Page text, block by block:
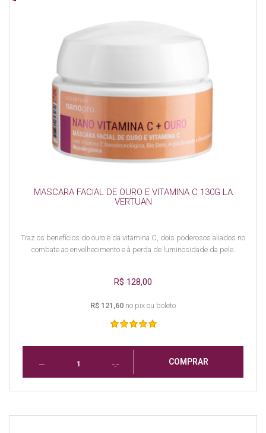
MASCARA FACIAL DE OURO E VITAMINA C 130G LA
VERTUAN
Traz os benefícios do ouro e da vitamina C, dois poderosos aliados no
combate ao envelhecimento e à perda de luminosidade da pele.
R$ 128,00
R$ 121,60 no pix ou boleto
COMPRAR